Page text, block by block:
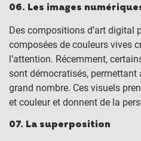
06. Les images
Des compositions d’art digital
composées de couleurs vives
l’attention. Récemment,
sont démocratisés,
grand nombre. Ces visuels
et couleur et donnent de la
07. La superposition